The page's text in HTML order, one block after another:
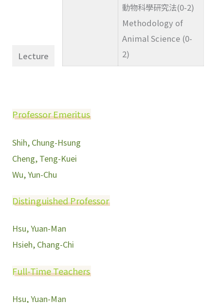
Professor Emeritus
Shih, Chung-Hsung
Cheng, Teng-Kuei
Wu, Yun-Chu
Distinguished Professor
Hsu, Yuan-Man
Hsieh, Chang-Chi
Full-Time Teachers
Hsu, Yuan-Man
Lecture
動物科學研究法(0-2)
Methodology of
Animal Science (0-
2)